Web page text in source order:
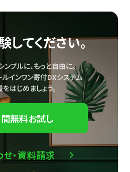
してください。
プルに、もっと自由に。
インワン寄付DXシステム
はじめましょう。
無料お試し
・資料請求